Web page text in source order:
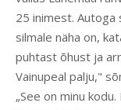
25 inimest. Autoga
silmale näha on,
puhtast õhust ja
Vainupeal palju,"
„See on minu